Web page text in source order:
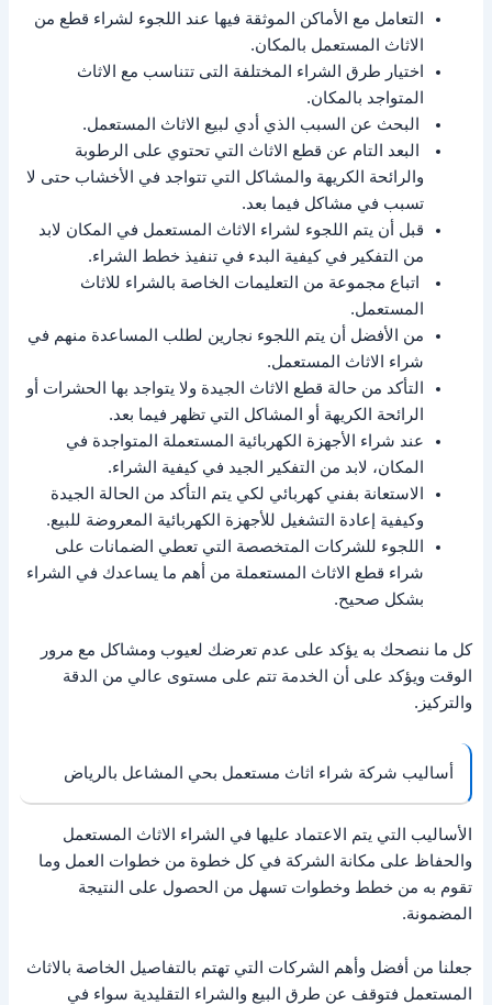
التعامل مع الأماكن الموثقة فيها عند اللجوء لشراء قطع من
الاثاث المستعمل بالمكان.
اختيار طرق الشراء المختلفة التى تتناسب مع الاثاث
المتواجد بالمكان.
البحث عن السبب الذي أدي لبيع الاثاث المستعمل.
البعد التام عن قطع الاثاث التي تحتوي على الرطوبة
والرائحة الكريهة والمشاكل التي تتواجد في الأخشاب حتى لا
تسبب في مشاكل فيما بعد.
قبل أن يتم اللجوء لشراء الاثاث المستعمل في المكان لابد
من التفكير في كيفية البدء في تنفيذ خطط الشراء.
اتباع مجموعة من التعليمات الخاصة بالشراء للاثاث
المستعمل.
من الأفضل أن يتم اللجوء نجارين لطلب المساعدة منهم في
شراء الاثاث المستعمل.
التأكد من حالة قطع الاثاث الجيدة ولا يتواجد بها الحشرات أو
الرائحة الكريهة أو المشاكل التي تظهر فيما بعد.
عند شراء الأجهزة الكهربائية المستعملة المتواجدة في
المكان، لابد من التفكير الجيد في كيفية الشراء.
الاستعانة بفني كهربائي لكي يتم التأكد من الحالة الجيدة
وكيفية إعادة التشغيل للأجهزة الكهربائية المعروضة للبيع.
اللجوء للشركات المتخصصة التي تعطي الضمانات على
شراء قطع الاثاث المستعملة من أهم ما يساعدك في الشراء
بشكل صحيح.
كل ما ننصحك به يؤكد على عدم تعرضك لعيوب ومشاكل مع مرور
الوقت ويؤكد على أن الخدمة تتم على مستوى عالي من الدقة
والتركيز.
أساليب شركة شراء اثاث مستعمل بحي المشاعل بالرياض
الأساليب التي يتم الاعتماد عليها في الشراء الاثاث المستعمل
والحفاظ على مكانة الشركة في كل خطوة من خطوات العمل وما
تقوم به من خطط وخطوات تسهل من الحصول على النتيجة
المضمونة.
جعلنا من أفضل وأهم الشركات التي تهتم بالتفاصيل الخاصة بالاثاث
المستعمل فتوقف عن طرق البيع والشراء التقليدية سواء في